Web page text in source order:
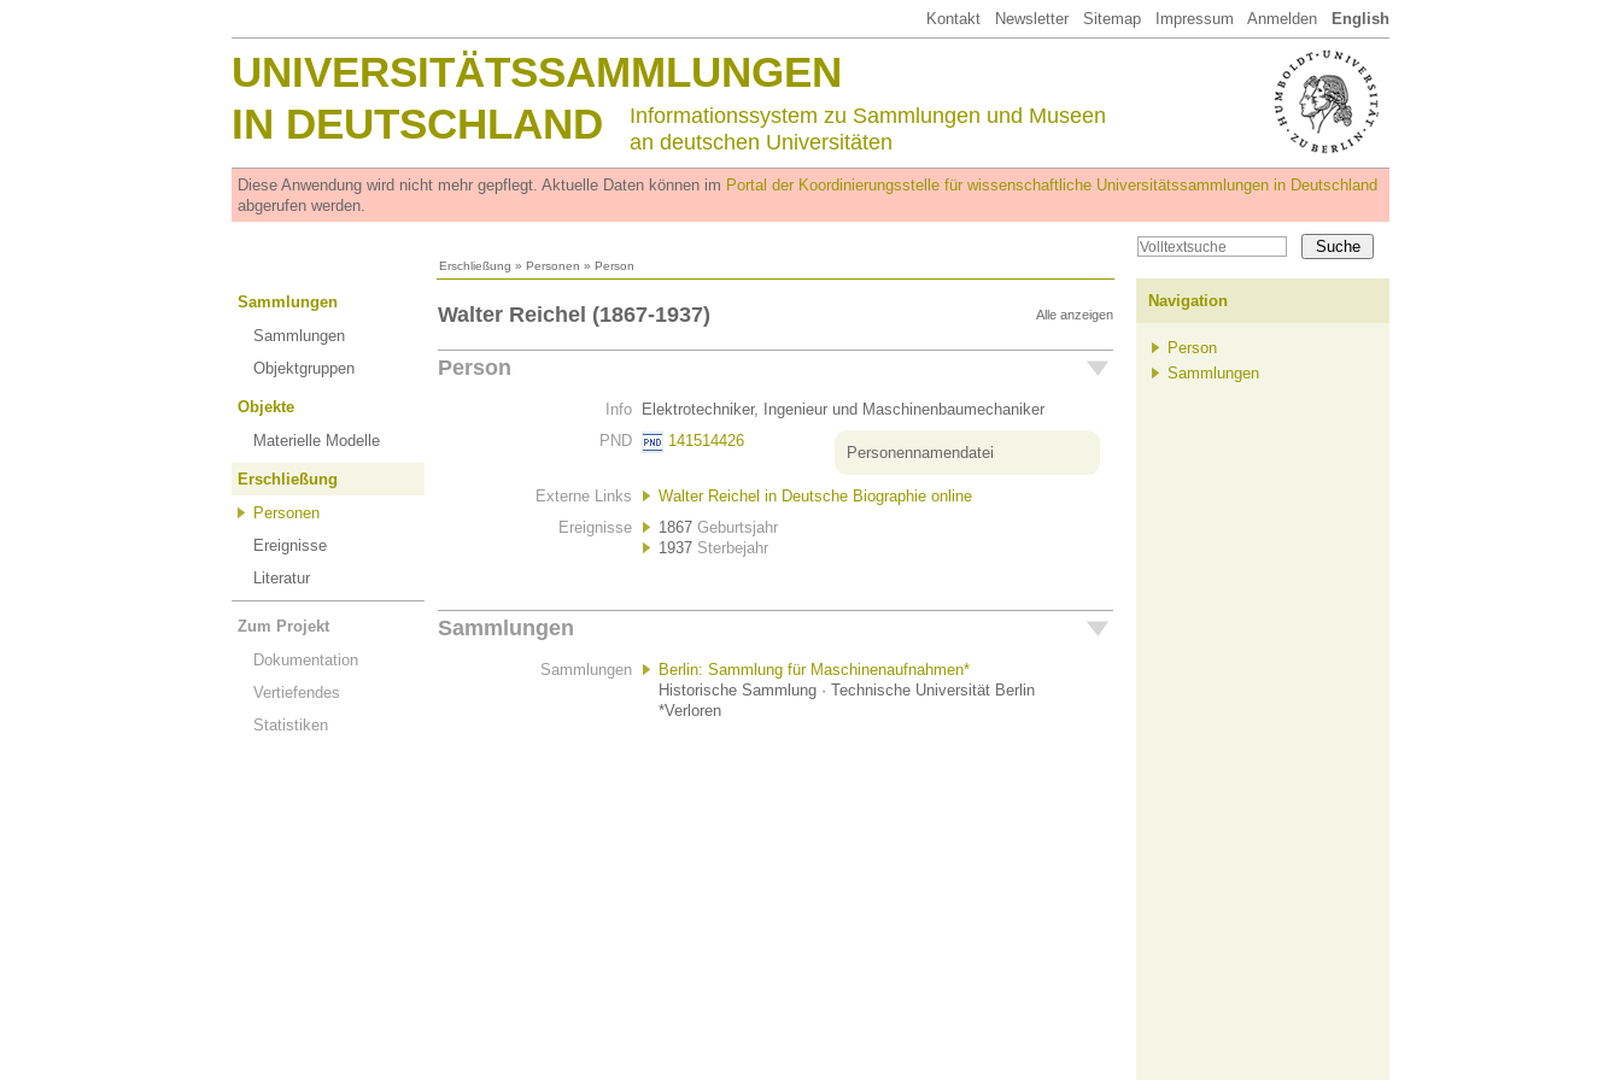
Kontakt Newsletter Sitemap Impressum Anmelden English
UNIVERSITÄTSSAMMLUNGEN
IN DEUTSCHLAND
Informationssystem zu Sammlungen und Museen
an deutschen Universitäten
Diese Anwendung wird nicht mehr gepflegt. Aktuelle Daten können im Portal der Koordinierungsstelle für wissenschaftliche Universitätssammlungen in Deutschland
abgerufen werden.
Erschließung » Personen » Person
Sammlungen
Sammlungen
Objektgruppen
Objekte
Materielle Modelle
Erschließung
Personen
Ereignisse
Literatur
Zum Projekt
Dokumentation
Vertiefendes
Statistiken
Alle anzeigen
Walter Reichel (1867-1937)
Person
Info
Elektrotechniker, Ingenieur und Maschinenbaumechaniker
PND
141514426
Personennamendatei
Externe Links
Walter Reichel in Deutsche Biographie online
Ereignisse
1867 Geburtsjahr
1937 Sterbejahr
Sammlungen
Sammlungen
Berlin: Sammlung für Maschinenaufnahmen*
Historische Sammlung · Technische Universität Berlin
*Verloren
Navigation
Person
Sammlungen